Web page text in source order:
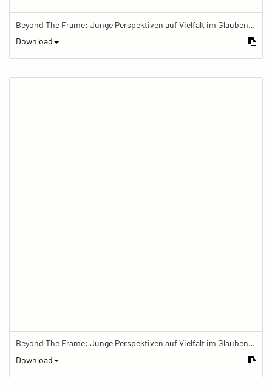
Beyond The Frame: Junge Perspektiven auf Vielfalt im Glauben - Frau telefoniert vor Mamor-Stupa
Download
Beyond The Frame: Junge Perspektiven auf Vielfalt im Glauben - Tibetische Gebetsfahnen im buddhistischen Zentrum
Download